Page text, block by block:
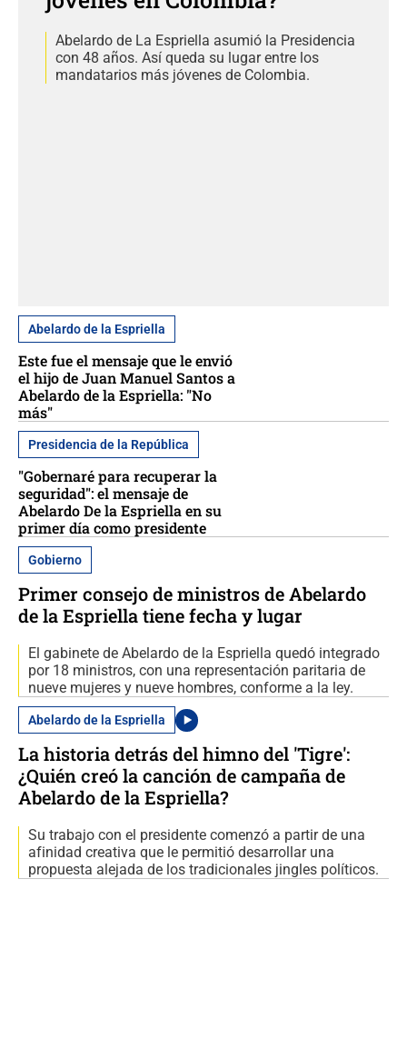
Abelardo de La Espriella asumió la Presidencia
con 48 años. Así queda su lugar entre los
mandatarios más jóvenes de Colombia.
Abelardo de la Espriella
Este fue el mensaje que le envió
el hijo de Juan Manuel Santos a
Abelardo de la Espriella: "No
más"
Presidencia de la República
"Gobernaré para recuperar la
seguridad": el mensaje de
Abelardo De la Espriella en su
primer día como presidente
Gobierno
Primer consejo de ministros de Abelardo
de la Espriella tiene fecha y lugar
El gabinete de Abelardo de la Espriella quedó integrado
por 18 ministros, con una representación paritaria de
nueve mujeres y nueve hombres, conforme a la ley.
Abelardo de la Espriella
La historia detrás del himno del 'Tigre':
¿Quién creó la canción de campaña de
Abelardo de la Espriella?
Su trabajo con el presidente comenzó a partir de una
afinidad creativa que le permitió desarrollar una
propuesta alejada de los tradicionales jingles políticos.